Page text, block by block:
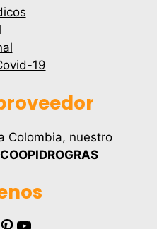
19
Colombia, nuestro
COOPIDROGRAS